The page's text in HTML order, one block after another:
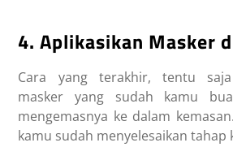
4. Aplikasikan Masker
Cara yang terakhir, tentu saja
masker yang sudah kamu
mengemasnya ke dalam
kamu sudah menyelesaikan tahap